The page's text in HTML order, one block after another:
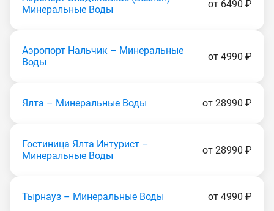
Минеральные Воды
от 6490 ₽
Аэропорт Нальчик – Минеральные
Воды
от 4990 ₽
Ялта – Минеральные Воды от 28990 ₽
Гостиница Ялта Интурист –
Минеральные Воды
от 28990 ₽
Тырнауз – Минеральные Воды от 4990 ₽